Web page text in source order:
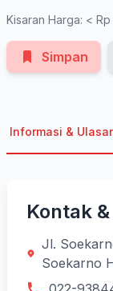
Kisaran Harga: <
Simpan
Informasi &
Kontak
Jl.
Soekarno